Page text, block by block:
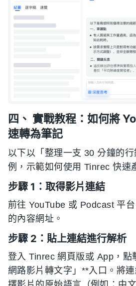
四、 實戰教程：如何將
速轉為筆記
以下以「整理一支 30 分鐘的
例，示範如何使用 Tinrec 快速
步驟 1：取得影片連結
前往 YouTube 或 Podcast 平
的內容網址。
步驟 2：貼上連結進行解析
登入 Tinrec 網頁版或 App，點
網路影片轉文字」**入口。將